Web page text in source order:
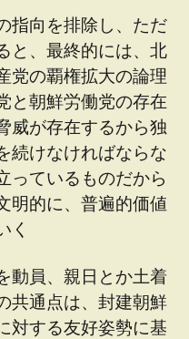
指向を排除し、ただ
と、最終的には、北
党の覇権拡大の論理
と朝鮮労働党の存在
威が存在するから独
続けなければならな
っているものだから
明的に、普遍的価値
く
動員、親日とか土着
共通点は、封建朝鮮
対する友好姿勢に基